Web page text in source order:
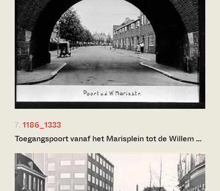
7. 1186_1333
Toegangspoort vanaf het Marisplein tot de Willem …